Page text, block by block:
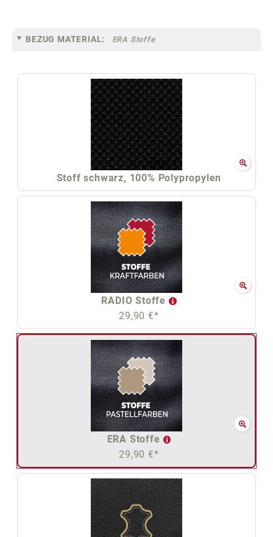
BEZUG MATERIAL: ERA Stoffe
Stoff schwarz, 100% Polypropylen
RADIO Stoffe
29,90 €*
ERA Stoffe
29,90 €*